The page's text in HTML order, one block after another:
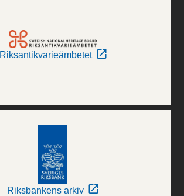
Riksantikvarieämbetet
Riksbankens arkiv